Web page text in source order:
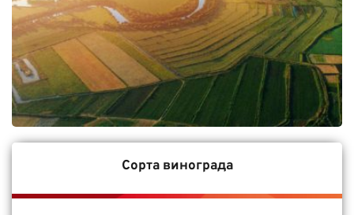
Сорта винограда